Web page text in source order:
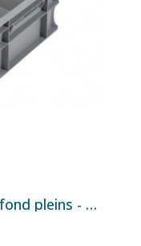
Bac Euronorm à parois et fond pleins - 15 L - 400×300×170 mm